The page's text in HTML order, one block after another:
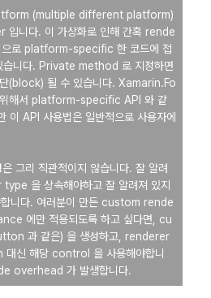
(multiple different platform)
입니다. 이 가상화로 인해 간혹 rende
으로 platform-specific 한 코드에 접
습니다. Private method 로 지정하면
(block) 될 수 있습니다. Xamarin.Fo
위해서 platform-specific API 와 같
이 API 사용법은 일반적으로 사용자에
그리 직관적이지 않습니다. 잘 알려
을 상속해야하고 잘 알려져 있지
니다. 여러분이 만든 custom rende
에만 적용되도록 하고 싶다면, cu
과 같은) 을 생성하고, renderer
대신 해당 control 을 사용해야합니
overhead 가 발생합니다.